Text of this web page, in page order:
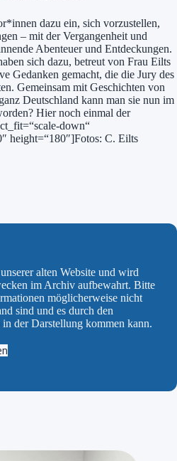
dazu ein, sich vorzustellen,
– mit der Vergangenheit und
Abenteuer und Entdeckungen.
sich dazu, betreut von Frau Eilts
Gedanken gemacht, die die Jury des
Gemeinsam mit Geschichten von
Deutschland kann man sie nun im
Hier noch einmal der
down“
height=“180″]Fotos: C. Eilts
alten Website und wird
im Archiv aufbewahrt. Bitte
möglicherweise nicht
sind und es durch den
der Darstellung kommen kann.